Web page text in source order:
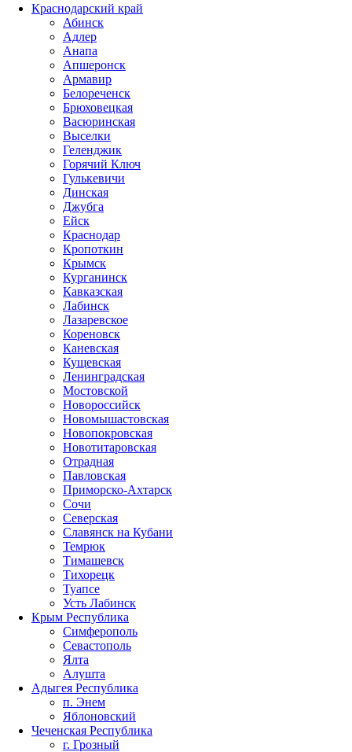
Краснодарский край
Абинск
Адлер
Анапа
Апшеронск
Армавир
Белореченск
Брюховецкая
Васюринская
Выселки
Геленджик
Горячий Ключ
Гулькевичи
Динская
Джубга
Ейск
Краснодар
Кропоткин
Крымск
Курганинск
Кавказская
Лабинск
Лазаревское
Кореновск
Каневская
Кущевская
Ленинградская
Мостовской
Новороссийск
Новомышастовская
Новопокровская
Новотитаровская
Отрадная
Павловская
Приморско-Ахтарск
Сочи
Северская
Славянск на Кубани
Темрюк
Тимашевск
Тихорецк
Туапсе
Усть Лабинск
Крым Республика
Симферополь
Севастополь
Ялта
Алушта
Адыгея Республика
п. Энем
Яблоновский
Чеченская Республика
г. Грозный